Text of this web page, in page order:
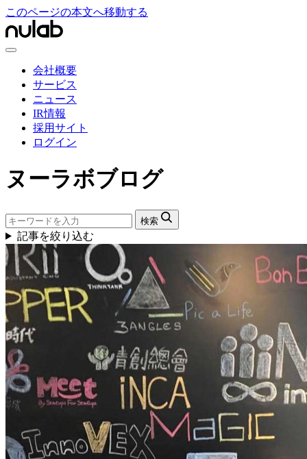
このページの本文へ移動する
会社概要
サービス
ニュース
IR情報
採用サイト
ログイン
ヌーラボブログ
検索
記事を絞り込む